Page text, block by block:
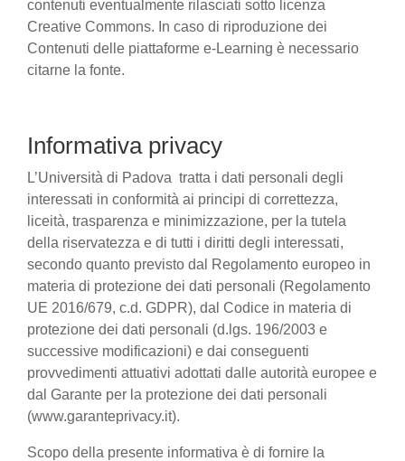
contenuti eventualmente rilasciati sotto licenza
Creative Commons. In caso di riproduzione dei
Contenuti delle piattaforme e-Learning è necessario
citarne la fonte.
Informativa privacy
L’Università di Padova tratta i dati personali degli
interessati in conformità ai principi di correttezza,
liceità, trasparenza e minimizzazione, per la tutela
della riservatezza e di tutti i diritti degli interessati,
secondo quanto previsto dal Regolamento europeo in
materia di protezione dei dati personali (Regolamento
UE 2016/679, c.d. GDPR), dal Codice in materia di
protezione dei dati personali (d.lgs. 196/2003 e
successive modificazioni) e dai conseguenti
provvedimenti attuativi adottati dalle autorità europee e
dal Garante per la protezione dei dati personali
(www.garanteprivacy.it).
Scopo della presente informativa è di fornire la